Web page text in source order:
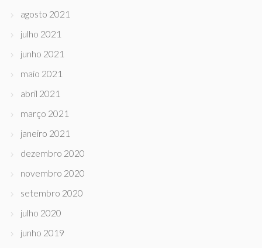
agosto 2021
julho 2021
junho 2021
maio 2021
abril 2021
março 2021
janeiro 2021
dezembro 2020
novembro 2020
setembro 2020
julho 2020
junho 2019